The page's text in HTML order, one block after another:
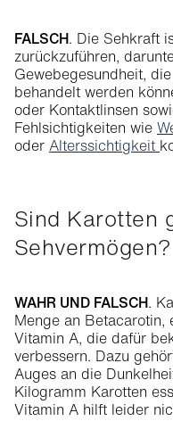
FALSCH. Die Sehkraft
zurückzuführen,
Gewebegesundheit,
behandelt werden
oder Kontaktlinsen
Fehlsichtigkeiten wie
oder Alterssichtigkeit
Sind Karotten gut für das
Sehvermögen?
WAHR UND FALSCH.
Menge an Betacarotin,
Vitamin A, die dafür
verbessern. Dazu
Auges an die
Kilogramm Karotten
Vitamin A hilft leider